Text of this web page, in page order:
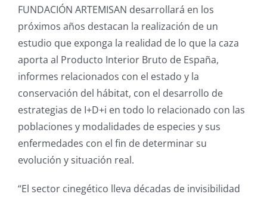
FUNDACIÓN ARTEMISAN desarrollará en los
próximos años destacan la realización de un
estudio que exponga la realidad de lo que la caza
aporta al Producto Interior Bruto de España,
informes relacionados con el estado y la
conservación del hábitat, con el desarrollo de
estrategias de I+D+i en todo lo relacionado con las
poblaciones y modalidades de especies y sus
enfermedades con el fin de determinar su
evolución y situación real.
“El sector cinegético lleva décadas de invisibilidad